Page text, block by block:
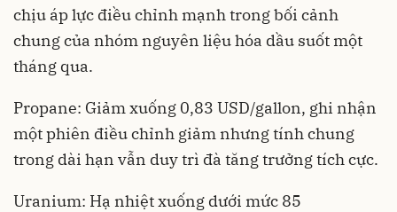
chịu áp lực điều chỉnh mạnh trong bối cảnh
chung của nhóm nguyên liệu hóa dầu suốt một
tháng qua.
Propane: Giảm xuống 0,83 USD/gallon, ghi nhận
một phiên điều chỉnh giảm nhưng tính chung
trong dài hạn vẫn duy trì đà tăng trưởng tích cực.
Uranium: Hạ nhiệt xuống dưới mức 85